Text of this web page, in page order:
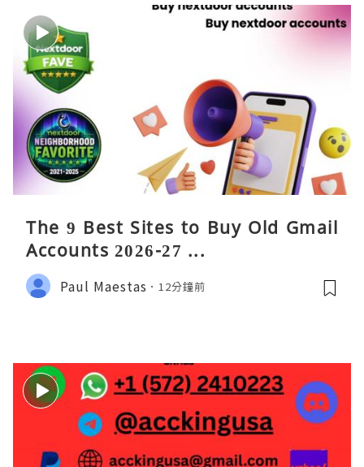
The 9 Best Sites to Buy Old Gmail
Accounts 2026-27 ...
Paul Maestas 12分鐘前